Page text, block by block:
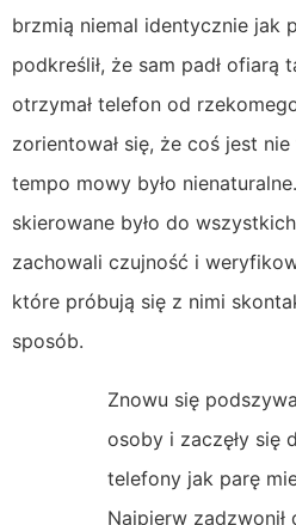
brzmią niemal identycznie jak
podkreślił, że sam padł ofiarą
otrzymał telefon od
zorientował się, że coś jest
tempo mowy było
skierowane było do
zachowali czujność i
które próbują się z nimi
sposób.
Znowu się
osoby i zaczęły się
telefony jak parę
Najpierw zadzwonił